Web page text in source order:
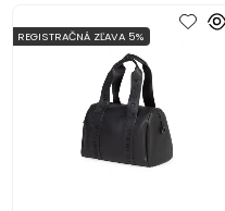
REGISTRAČNÁ ZĽAVA 5%